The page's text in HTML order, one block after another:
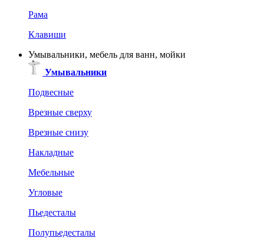
Рама
Клавиши
Умывальники, мебель для ванн, мойки
Умывальники
Подвесные
Врезные сверху
Врезные снизу
Накладные
Мебельные
Угловые
Пьедесталы
Полупьедесталы